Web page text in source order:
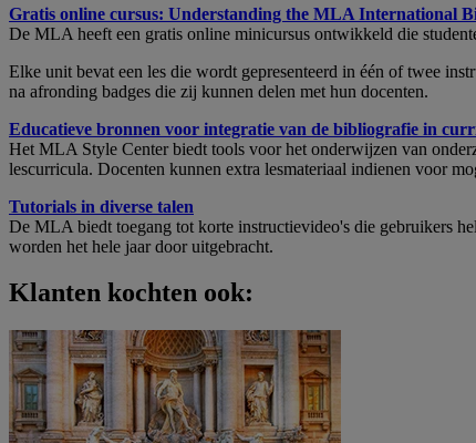
Gratis online cursus: Understanding the MLA International
De MLA heeft een gratis online minicursus ontwikkeld die
Elke unit bevat een les die wordt gepresenteerd in één of twee
na afronding badges die zij kunnen delen met hun docenten.
Educatieve bronnen voor integratie van de bibliografie in
Het MLA Style Center biedt tools voor het onderwijzen van
lescurricula. Docenten kunnen extra lesmateriaal indienen voor
Tutorials in diverse talen
De MLA biedt toegang tot korte instructievideo's die gebruikers
worden het hele jaar door uitgebracht.
Klanten kochten ook: